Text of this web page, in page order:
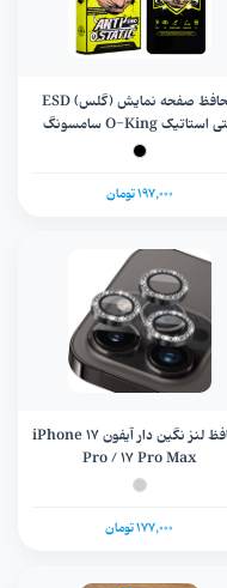
محافظ صفحه نمایش (گلس) ESD
آنتی استاتیک O-King سامسونگ
Galaxy S20Fe / S20Life/ A52/
/ Note 10s / Note 11 4G / Poco
197,000 تومان
محافظ لنز نگین دار آیفون iPhone 17
Pro / 17 Pro Max
177,000 تومان